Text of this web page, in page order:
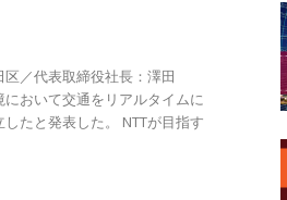
区／代表取締役社長：澤田
おいて交通をリアルタイムに
たと発表した。 NTTが目指す